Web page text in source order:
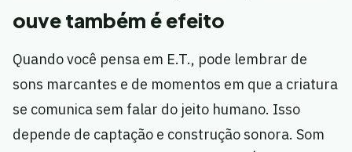
ouve também é efeito
Quando você pensa em E.T., pode lembrar de
sons marcantes e de momentos em que a criatura
se comunica sem falar do jeito humano. Isso
depende de captação e construção sonora. Som